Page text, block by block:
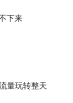
下来
量玩转整天